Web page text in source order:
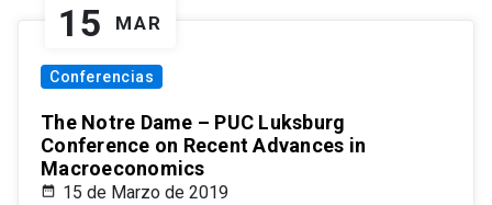
15 MAR
Conferencias
The Notre Dame – PUC Luksburg
Conference on Recent Advances in
Macroeconomics
15 de Marzo de 2019